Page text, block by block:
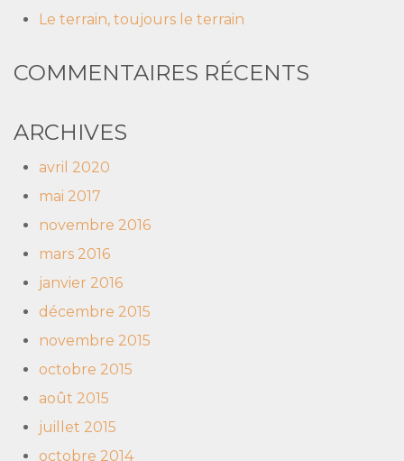
Le terrain, toujours le terrain
COMMENTAIRES RÉCENTS
ARCHIVES
avril 2020
mai 2017
novembre 2016
mars 2016
janvier 2016
décembre 2015
novembre 2015
octobre 2015
août 2015
juillet 2015
octobre 2014